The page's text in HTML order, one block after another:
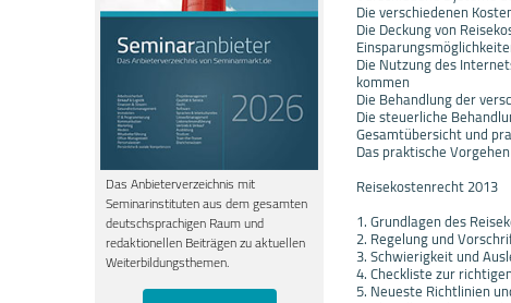
Das Anbieterverzeichnis mit
Seminarinstituten aus dem gesamten
deutschsprachigen Raum und
redaktionellen Beiträgen zu aktuellen
Weiterbildungsthemen.
Die verschiedenen
Die Deckung von
Die Nutzung des
kommen
Die Behandlung der
Die steuerliche
Gesamtübersicht und
Das praktische
Reisekostenrecht 2013
1. Grundlagen des
2. Regelung und
3. Schwierigkeit und
4. Checkliste zur
5. Neueste Richtlinien